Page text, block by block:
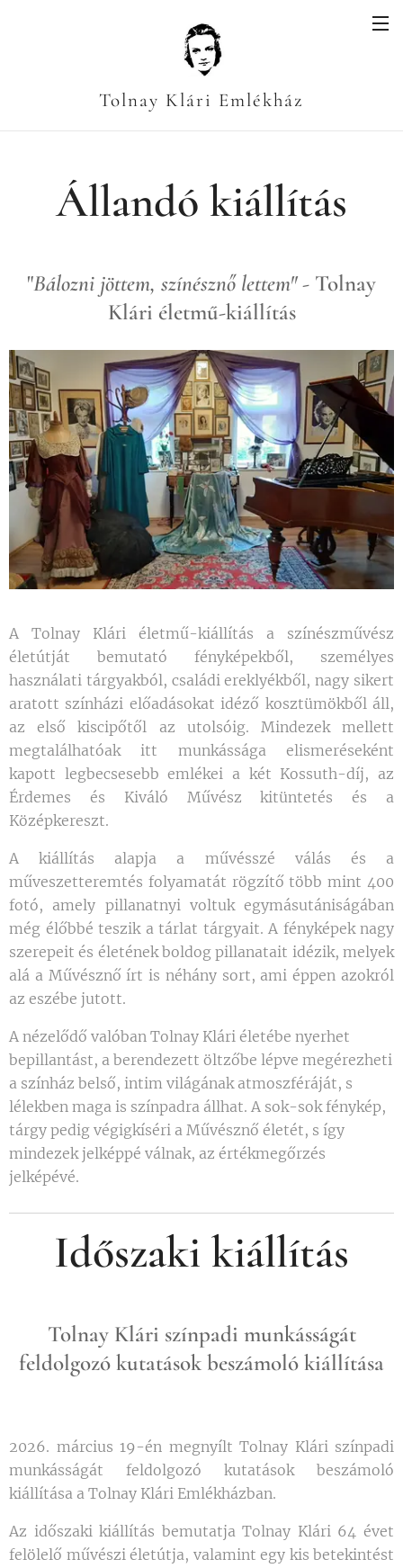
Tolnay Klári Emlékház
Állandó kiállítás
"Bálozni jöttem, színésznő lettem"- Tolnay
Klári életmű-kiállítás
A Tolnay Klári életmű-kiállítás a színészművész
életútját bemutató fényképekből, személyes
használati tárgyakból, családi ereklyékből, nagy sikert
aratott színházi előadásokat idéző kosztümökből áll,
az első kiscipőtől az utolsóig. Mindezek mellett
megtalálhatóak itt munkássága elismeréseként
kapott legbecsesebb emlékei a két Kossuth-díj, az
Érdemes és Kiváló Művész kitüntetés és a
Középkereszt.
A kiállítás alapja a művésszé válás és a
műveszetteremtés folyamatát rögzítő több mint 400
fotó, amely pillanatnyi voltuk egymásutániságában
még élőbbé teszik a tárlat tárgyait. A fényképek nagy
szerepeit és életének boldog pillanatait idézik, melyek
alá a Művésznő írt is néhány sort, ami éppen azokról
az eszébe jutott.
A nézelődő valóban Tolnay Klári életébe nyerhet
bepillantást, a berendezett öltzőbe lépve megérezheti
a színház belső, intim világának atmoszféráját, s
lélekben maga is színpadra állhat. A sok-sok fénykép,
tárgy pedig végigkíséri a Művésznő életét, s így
mindezek jelképpé válnak, az értékmegőrzés
jelképévé.
Időszaki kiállítás
Tolnay Klári színpadi munkásságát
feldolgozó kutatások beszámoló kiállítása
2026. március 19-én megnyílt Tolnay Klári színpadi
munkásságát feldolgozó kutatások beszámoló
kiállítása a Tolnay Klári Emlékházban.
Az időszaki kiállítás bemutatja Tolnay Klári 64 évet
felölelő művészi életútja, valamint egy kis betekintést